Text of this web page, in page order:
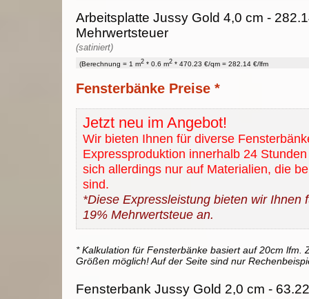
Arbeitsplatte Jussy Gold 4,0 cm -
Mehrwertsteuer
(satiniert)
(Berechnung = 1 m2 * 0.6 m2 * 470.23 €/qm = 282.14 €/lfm
Fensterbänke Preise *
Jetzt neu im Angebot!
Wir bieten Ihnen für diverse
Expressproduktion innerhalb 24
sich allerdings nur auf Materialien, die
sind.
*Diese Expressleistung bieten wir Ihnen
19% Mehrwertsteue an.
* Kalkulation für Fensterbänke basiert auf 20cm lfm.
Größen möglich! Auf der Seite sind nur
Fensterbank Jussy Gold 2,0 cm -